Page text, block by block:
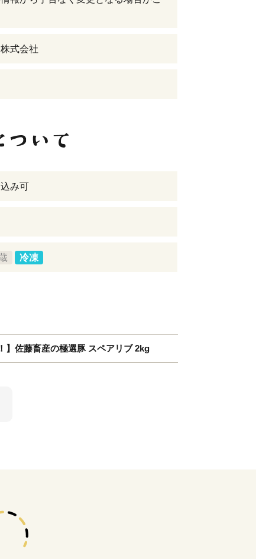
式会社
み可
冷凍
】佐藤畜産の極選豚 スペアリブ 2kg